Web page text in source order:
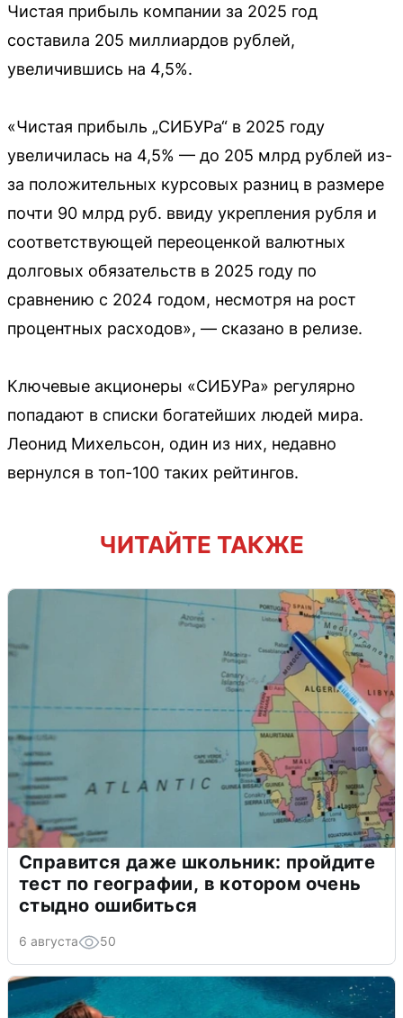
Чистая прибыль компании за 2025 год
составила 205 миллиардов рублей,
увеличившись на 4,5%.
«Чистая прибыль „СИБУРа“ в 2025 году
увеличилась на 4,5% — до 205 млрд рублей из-
за положительных курсовых разниц в размере
почти 90 млрд руб. ввиду укрепления рубля и
соответствующей переоценкой валютных
долговых обязательств в 2025 году по
сравнению с 2024 годом, несмотря на рост
процентных расходов», — сказано в релизе.
Ключевые акционеры «СИБУРа» регулярно
попадают в списки богатейших людей мира.
Леонид Михельсон, один из них, недавно
вернулся в топ-100 таких рейтингов.
ЧИТАЙТЕ ТАКЖЕ
Справится даже школьник: пройдите
тест по географии, в котором очень
стыдно ошибиться
6 августа 50